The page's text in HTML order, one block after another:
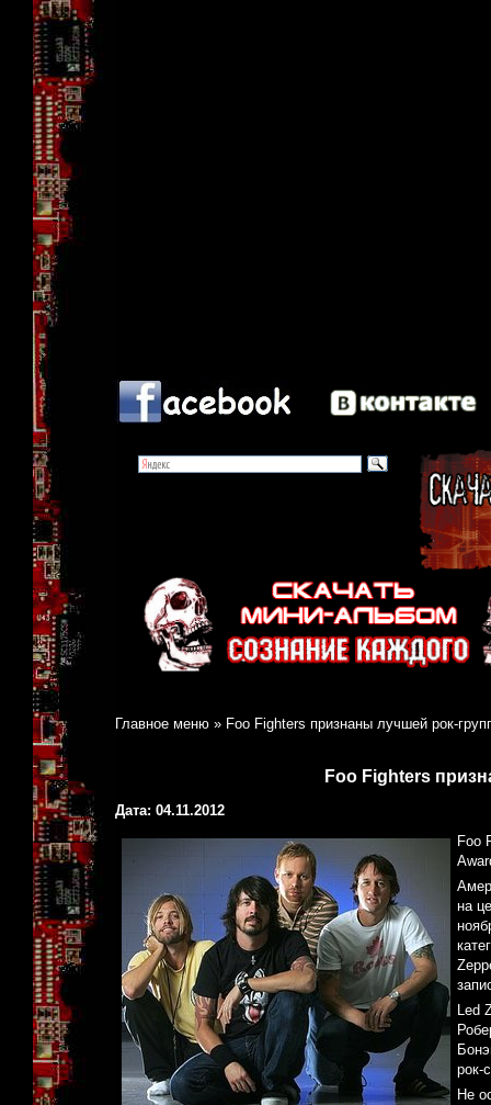
Главное меню » Foo Fighters признаны лучшей рок-
Foo Fighters
Дата: 04.11.2012
Foo
на
Led
рок-
Не